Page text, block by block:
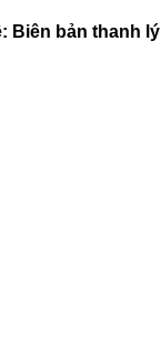
Biên bản thanh